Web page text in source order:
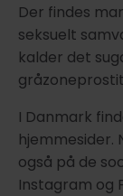
Der findes
seksuelt
kalder det
I Danmark
hjemmesider.
også på de
Instagram og